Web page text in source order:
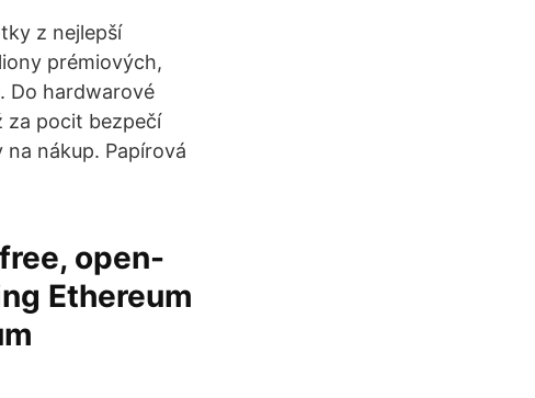
z nejlepší
prémiových,
Do hardwarové
za pocit bezpečí
nákup. Papírová
open-
Ethereum